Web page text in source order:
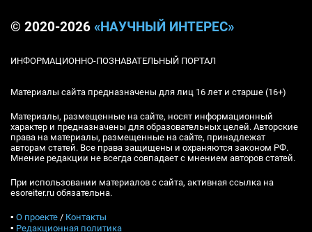
© 2020-2026 «НАУЧНЫЙ ИНТЕРЕС»
ИНФОРМАЦИОННО-ПОЗНАВАТЕЛЬНЫЙ ПОРТАЛ
Материалы сайта предназначены для лиц 16 лет и старше (16+)
Материалы, размещенные на сайте, носят информационный
характер и предназначены для образовательных целей. Авторские
права на материалы, размещенные на сайте, принадлежат
авторам статей. Все права защищены и охраняются законом РФ.
Мнение редакции не всегда совпадает с мнением авторов статей.
При использовании материалов с сайта, активная ссылка на
esoreiter.ru обязательна.
▪ О проекте / Контакты
▪ Редакционная политика